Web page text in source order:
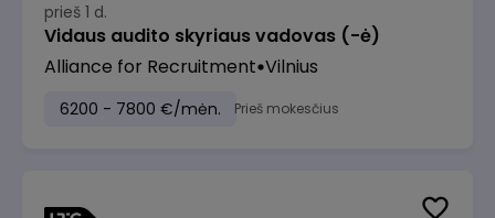
prieš 1 d.
Vidaus audito skyriaus vadovas (-ė)
Alliance for Recruitment Vilnius
6200 - 7800 €/mėn. Prieš mokesčius